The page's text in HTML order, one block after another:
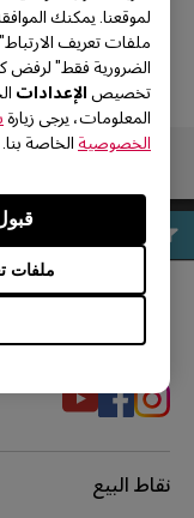
لموقعنا. يمكنك
ملفات تعريف
الضرورية فقط" لرفض
تخصيص الإعدادات
المعلومات، يرجى زيارة
الخصوصية الخاصة بنا.
ملفات
نقاط البيع